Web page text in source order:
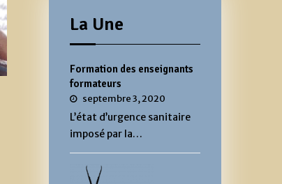
La Une
Formation des enseignants
formateurs
septembre 3, 2020
L’état d’urgence sanitaire
imposé par la…